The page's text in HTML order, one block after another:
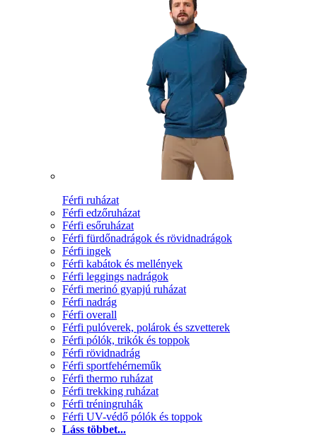
Férfi ruházat
Férfi edzőruházat
Férfi esőruházat
Férfi fürdőnadrágok és rövidnadrágok
Férfi ingek
Férfi kabátok és mellények
Férfi leggings nadrágok
Férfi merinó gyapjú ruházat
Férfi nadrág
Férfi overall
Férfi pulóverek, polárok és szvetterek
Férfi pólók, trikók és toppok
Férfi rövidnadrág
Férfi sportfehérneműk
Férfi thermo ruházat
Férfi trekking ruházat
Férfi tréningruhák
Férfi UV-védő pólók és toppok
Láss többet...